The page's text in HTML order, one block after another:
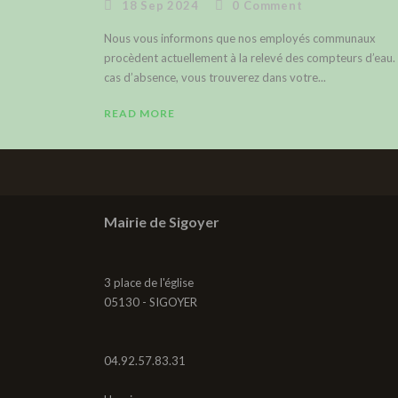
18 Sep 2024 0 Comment
Nous vous informons que nos employés communaux
procèdent actuellement à la relevé des compteurs d’eau.
cas d’absence, vous trouverez dans votre...
READ MORE
Mairie de Sigoyer
3 place de l'église
05130 - SIGOYER
04.92.57.83.31